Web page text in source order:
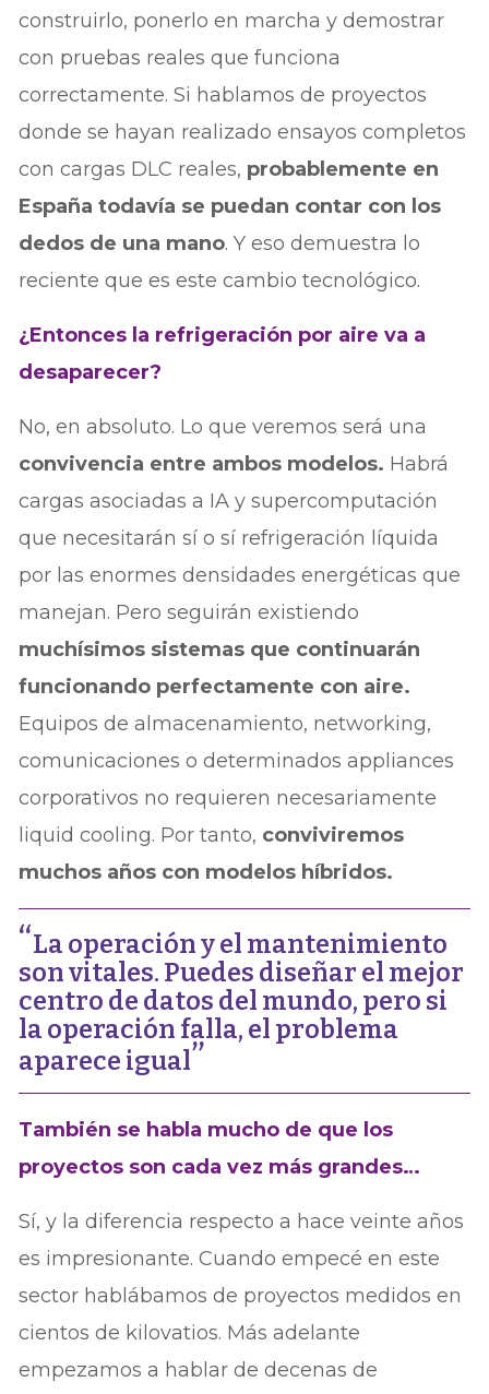
construirlo, ponerlo en marcha y demostrar
con pruebas reales que funciona
correctamente. Si hablamos de proyectos
donde se hayan realizado ensayos completos
con cargas DLC reales, probablemente en
España todavía se puedan contar con los
dedos de una mano. Y eso demuestra lo
reciente que es este cambio tecnológico.
¿Entonces la refrigeración por aire va a
desaparecer?
No, en absoluto. Lo que veremos será una
convivencia entre ambos modelos. Habrá
cargas asociadas a IA y supercomputación
que necesitarán sí o sí refrigeración líquida
por las enormes densidades energéticas que
manejan. Pero seguirán existiendo
muchísimos sistemas que continuarán
funcionando perfectamente con aire.
Equipos de almacenamiento, networking,
comunicaciones o determinados appliances
corporativos no requieren necesariamente
liquid cooling. Por tanto, conviviremos
muchos años con modelos híbridos.
La operación y el mantenimiento
son vitales. Puedes diseñar el mejor
centro de datos del mundo, pero si
la operación falla, el problema
aparece igual
También se habla mucho de que los
proyectos son cada vez más grandes…
Sí, y la diferencia respecto a hace veinte años
es impresionante. Cuando empecé en este
sector hablábamos de proyectos medidos en
cientos de kilovatios. Más adelante
empezamos a hablar de decenas de